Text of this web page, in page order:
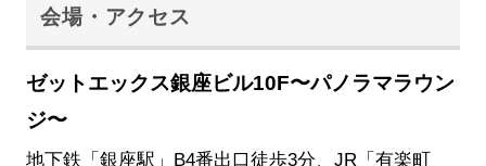
会場・アクセス
ゼットエックス銀座ビル10F〜パノラマラウン
ジ〜
地下鉄「銀座駅」B4番出口徒歩3分、JR「有楽町